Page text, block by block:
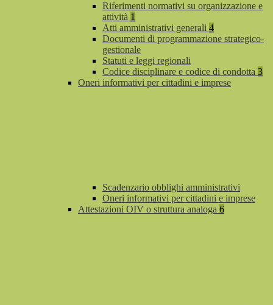
Riferimenti normativi su organizzazione e
attività 1
Atti amministrativi generali 4
Documenti di programmazione strategico-
gestionale
Statuti e leggi regionali
Codice disciplinare e codice di condotta 3
Oneri informativi per cittadini e imprese
Scadenzario obblighi amministrativi
Oneri informativi per cittadini e imprese
Attestazioni OIV o struttura analoga 6